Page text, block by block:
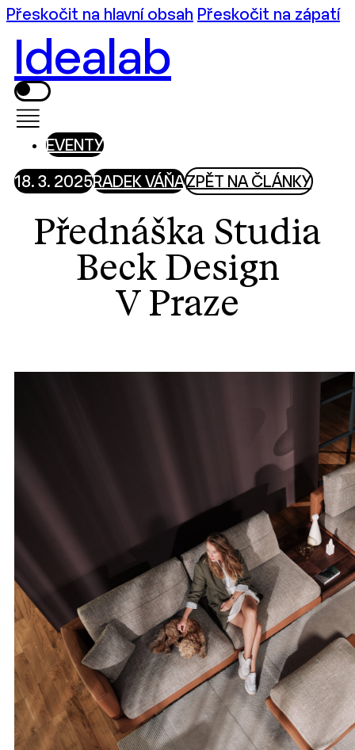
Přeskočit na hlavní obsah Přeskočit na zápatí
Idealab
EVENTY
18. 3. 2025RADEK VÁŇAZPĚT NA ČLÁNKY
Přednáška Studia
Beck Design
V Praze